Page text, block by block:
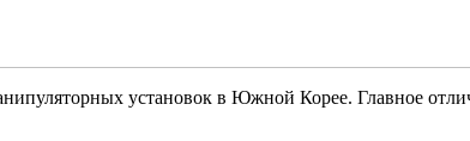
установок в Южной Корее. Главное